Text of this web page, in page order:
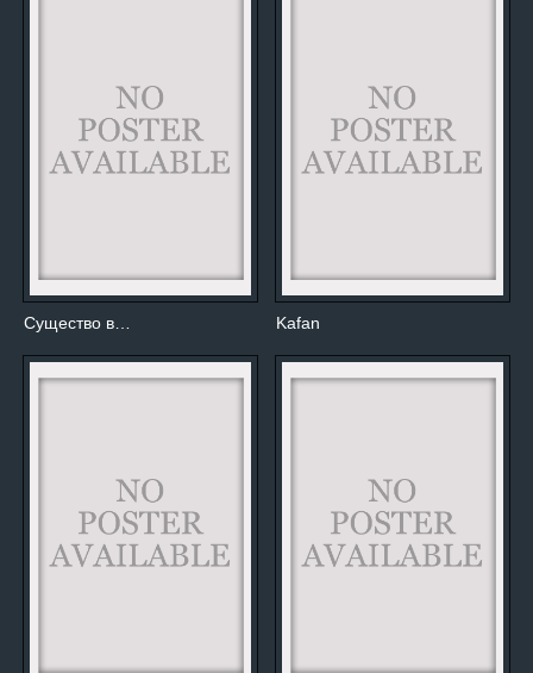
Существо в… Kafan